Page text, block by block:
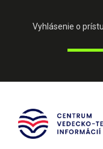
Vyhlásenie o